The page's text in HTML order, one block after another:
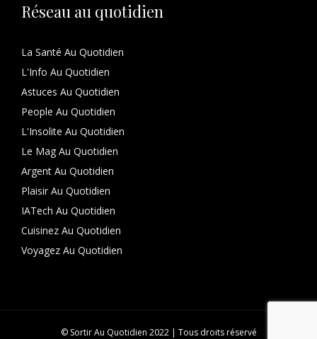
Réseau au quotidien
La Santé Au Quotidien
L'Info Au Quotidien
Astuces Au Quotidien
People Au Quotidien
L'Insolite Au Quotidien
Le Mag Au Quotidien
Argent Au Quotidien
Plaisir Au Quotidien
IATech Au Quotidien
Cuisinez Au Quotidien
Voyagez Au Quotidien
© Sortir Au Quotidien 2022 | Tous droits réservé